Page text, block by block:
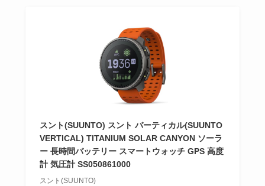
スント(SUUNTO) スント バーティカル(SUUNTO
VERTICAL) TITANIUM SOLAR CANYON ソーラ
ー 長時間バッテリー スマートウォッチ GPS 高度
計 気圧計 SS050861000
スント(SUUNTO)